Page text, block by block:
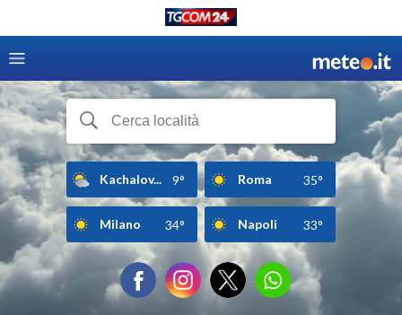
Kachalov... 9° Roma 35°
Milano 34° Napoli 33°